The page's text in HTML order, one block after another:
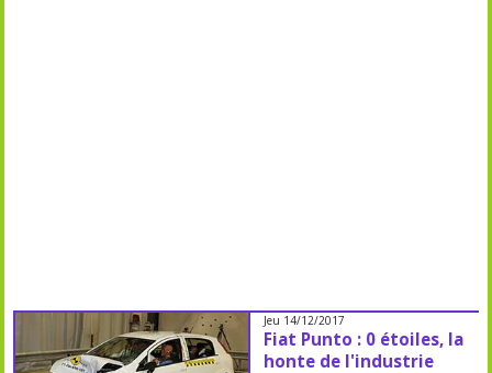
Jeu 14/12/2017
Fiat Punto : 0 étoiles, la
honte de l'industrie